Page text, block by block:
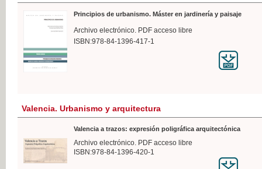
Principios de urbanismo. Máster en jardinería y paisaje
Archivo electrónico. PDF acceso libre
ISBN:978-84-1396-417-1
Valencia. Urbanismo y arquitectura
Valencia a trazos: expresión poligráfica arquitectónica
Archivo electrónico. PDF acceso libre
ISBN:978-84-1396-420-1